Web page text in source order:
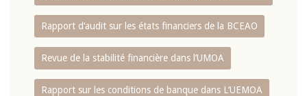
Rapport d‘audit sur les états financiers de la BCEAO
Revue de la stabilité financière dans l‘UMOA
Rapport sur les conditions de banque dans L‘UEMOA